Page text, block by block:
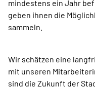
mindestens ein Jahr
geben ihnen die
sammeln.
Wir schätzen eine
mit unseren
sind die Zukunft der